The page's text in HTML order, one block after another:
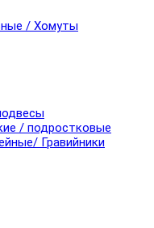
/ Хомуты
/ подростковые
Гравийники